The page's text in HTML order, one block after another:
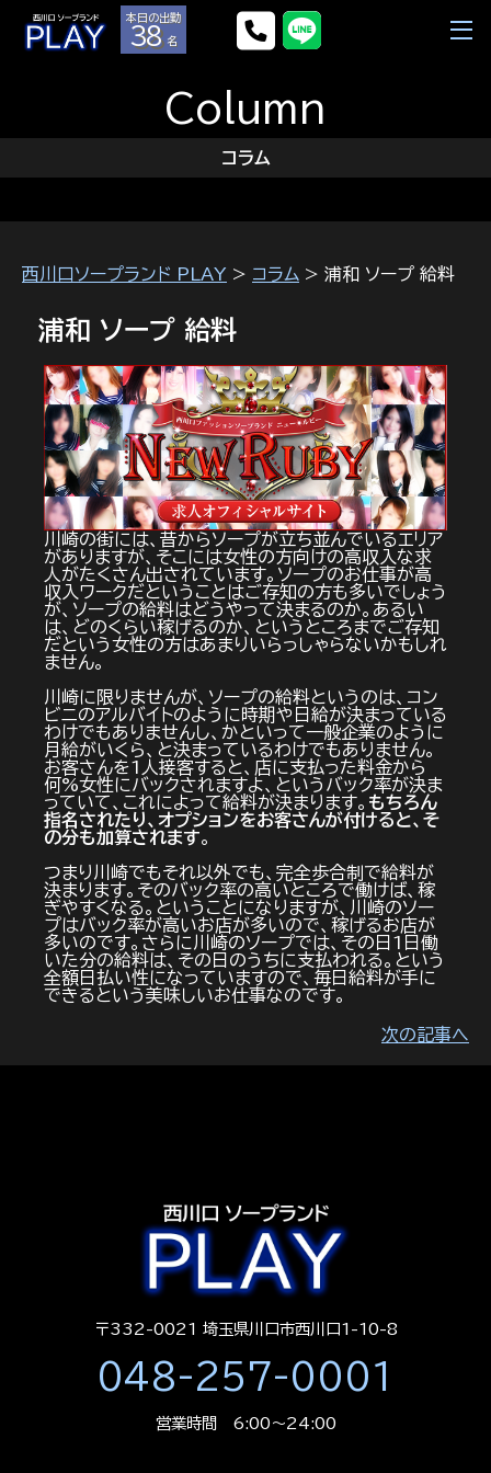
本日の出勤
38 名
Column
コラム
西川口ソープランド PLAY > コラム > 浦和 ソープ 給料
浦和 ソープ 給料
川崎の街には、昔からソープが立ち並んでいるエリア
がありますが、そこには女性の方向けの高収入な求
人がたくさん出されています。ソープのお仕事が高
収入ワークだということはご存知の方も多いでしょう
が、ソープの給料はどうやって決まるのか。あるい
は、どのくらい稼げるのか、というところまでご存知
だという女性の方はあまりいらっしゃらないかもしれ
ません。
川崎に限りませんが、ソープの給料というのは、コン
ビニのアルバイトのように時期や日給が決まっている
わけでもありませんし、かといって一般企業のように
月給がいくら、と決まっているわけでもありません。
お客さんを1人接客すると、店に支払った料金から
何%女性にバックされますよ、というバック率が決ま
っていて、これによって給料が決まります。 もちろん
指名されたり、オプションをお客さんが付けると、そ
の分も加算されます。
つまり川崎でもそれ以外でも、完全歩合制で給料が
決まります。そのバック率の高いところで働けば、稼
ぎやすくなる。ということになりますが、川崎のソー
プはバック率が高いお店が多いので、稼げるお店が
多いのです。さらに川崎のソープでは、その日1日働
いた分の給料は、その日のうちに支払われる。という
全額日払い性になっていますので、毎日給料が手に
できるという美味しいお仕事なのです。
次の記事へ
〒332-0021 埼玉県川口市西川口1-10-8
048-257-0001
営業時間 6:00～24:00